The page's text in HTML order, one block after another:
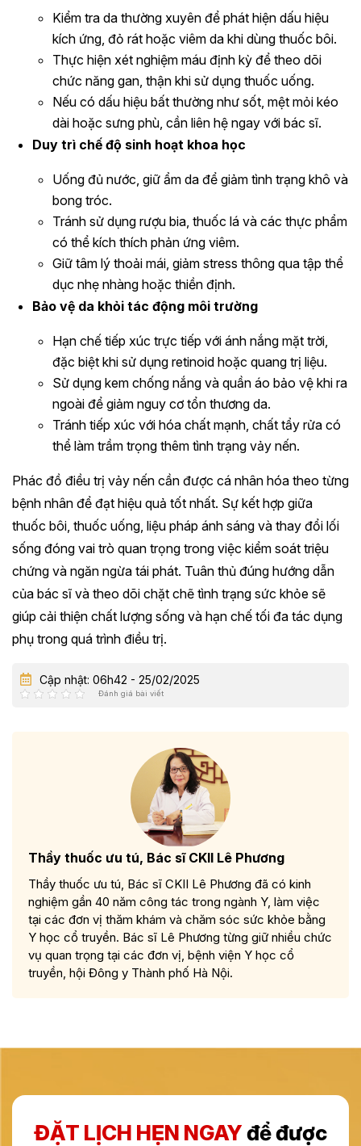
Kiểm tra da thường xuyên để phát hiện dấu hiệu
kích ứng, đỏ rát hoặc viêm da khi dùng thuốc bôi.
Thực hiện xét nghiệm máu định kỳ để theo dõi
chức năng gan, thận khi sử dụng thuốc uống.
Nếu có dấu hiệu bất thường như sốt, mệt mỏi kéo
dài hoặc sưng phù, cần liên hệ ngay với bác sĩ.
Duy trì chế độ sinh hoạt khoa học
Uống đủ nước, giữ ẩm da để giảm tình trạng khô và
bong tróc.
Tránh sử dụng rượu bia, thuốc lá và các thực phẩm
có thể kích thích phản ứng viêm.
Giữ tâm lý thoải mái, giảm stress thông qua tập thể
dục nhẹ nhàng hoặc thiền định.
Bảo vệ da khỏi tác động môi trường
Hạn chế tiếp xúc trực tiếp với ánh nắng mặt trời,
đặc biệt khi sử dụng retinoid hoặc quang trị liệu.
Sử dụng kem chống nắng và quần áo bảo vệ khi ra
ngoài để giảm nguy cơ tổn thương da.
Tránh tiếp xúc với hóa chất mạnh, chất tẩy rửa có
thể làm trầm trọng thêm tình trạng vảy nến.
Phác đồ điều trị vảy nến cần được cá nhân hóa theo từng
bệnh nhân để đạt hiệu quả tốt nhất. Sự kết hợp giữa
thuốc bôi, thuốc uống, liệu pháp ánh sáng và thay đổi lối
sống đóng vai trò quan trọng trong việc kiểm soát triệu
chứng và ngăn ngừa tái phát. Tuân thủ đúng hướng dẫn
của bác sĩ và theo dõi chặt chẽ tình trạng sức khỏe sẽ
giúp cải thiện chất lượng sống và hạn chế tối đa tác dụng
phụ trong quá trình điều trị.
Cập nhật: 06h42 - 25/02/2025
Đánh giá bài viết
Thầy thuốc ưu tú, Bác sĩ CKII Lê Phương
Thầy thuốc ưu tú, Bác sĩ CKII Lê Phương đã có kinh
nghiệm gần 40 năm công tác trong ngành Y, làm việc
tại các đơn vị thăm khám và chăm sóc sức khỏe bằng
Y học cổ truyền. Bác sĩ Lê Phương từng giữ nhiều chức
vụ quan trọng tại các đơn vị, bệnh viện Y học cổ
truyền, hội Đông y Thành phố Hà Nội.
ĐẶT LỊCH HẸN NGAYđể được